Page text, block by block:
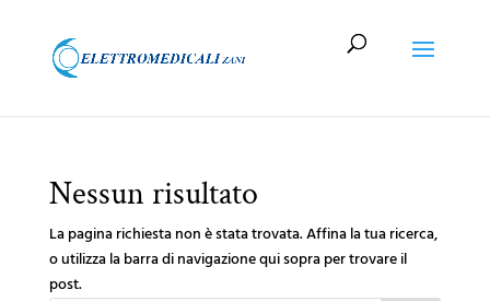
Nessun risultato
La pagina richiesta non è stata trovata. Affina la tua ricerca,
o utilizza la barra di navigazione qui sopra per trovare il
post.